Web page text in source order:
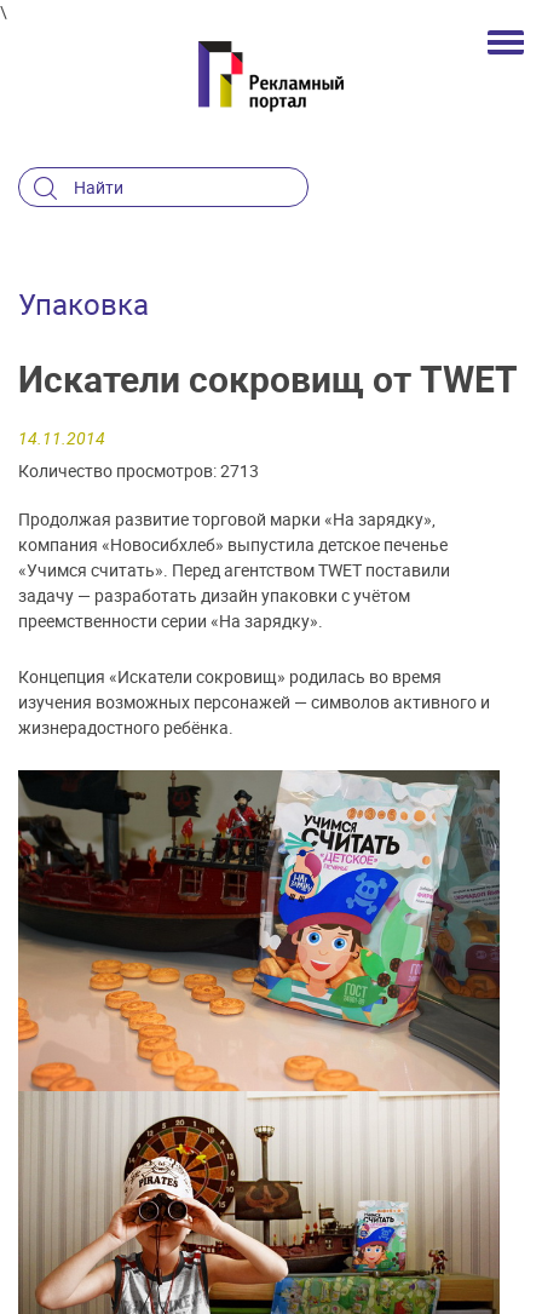
\
Упаковка
Искатели сокровищ от TWET
14.11.2014
Количество просмотров: 2713
Продолжая развитие торговой марки «На зарядку»,
компания «Новосибхлеб» выпустила детское печенье
«Учимся считать». Перед агентством TWET поставили
задачу — разработать дизайн упаковки с учётом
преемственности серии «На зарядку».
Концепция «Искатели сокровищ» родилась во время
изучения возможных персонажей — символов активного и
жизнерадостного ребёнка.